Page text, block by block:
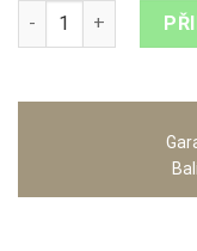
Zeměkoule množství